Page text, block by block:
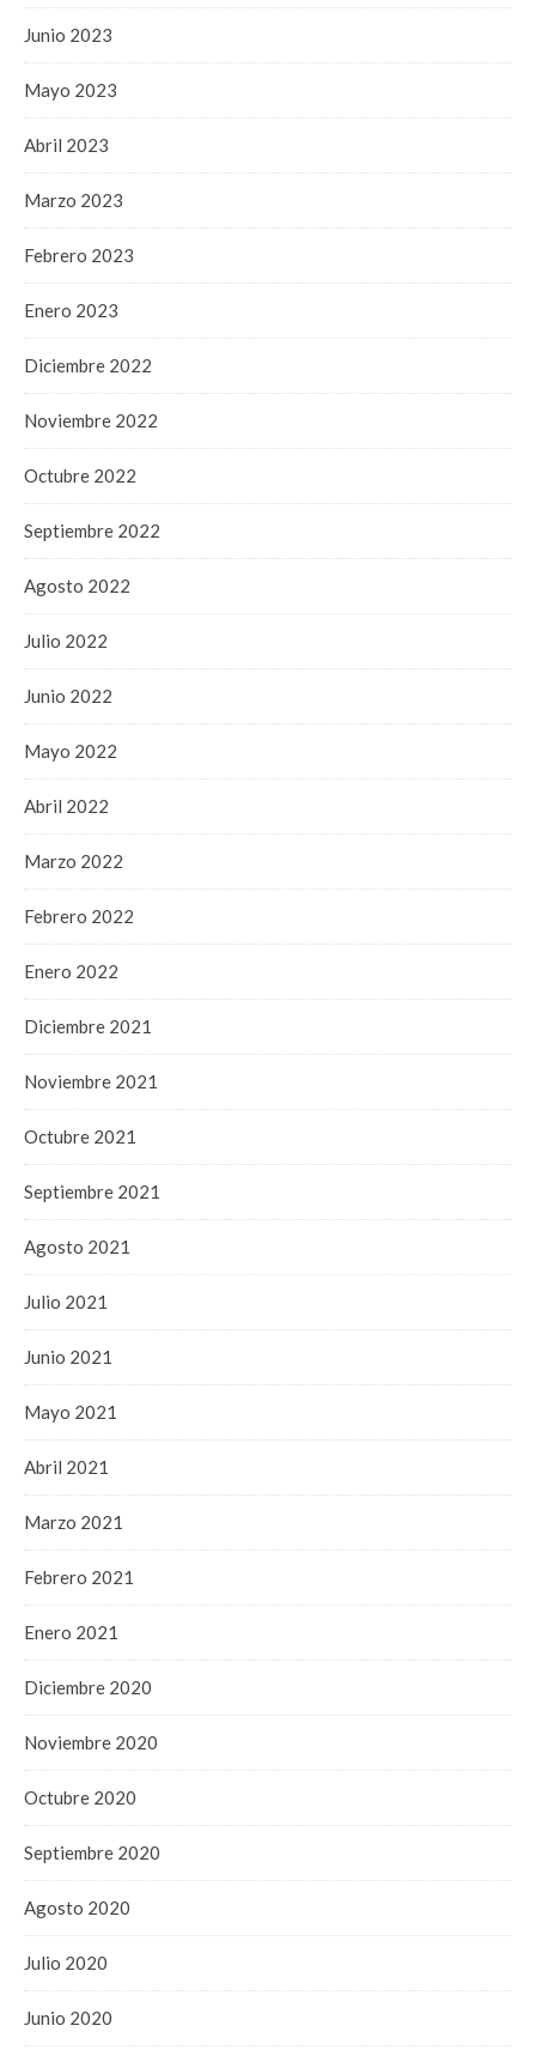
Junio 2023
Mayo 2023
Abril 2023
Marzo 2023
Febrero 2023
Enero 2023
Diciembre 2022
Noviembre 2022
Octubre 2022
Septiembre 2022
Agosto 2022
Julio 2022
Junio 2022
Mayo 2022
Abril 2022
Marzo 2022
Febrero 2022
Enero 2022
Diciembre 2021
Noviembre 2021
Octubre 2021
Septiembre 2021
Agosto 2021
Julio 2021
Junio 2021
Mayo 2021
Abril 2021
Marzo 2021
Febrero 2021
Enero 2021
Diciembre 2020
Noviembre 2020
Octubre 2020
Septiembre 2020
Agosto 2020
Julio 2020
Junio 2020